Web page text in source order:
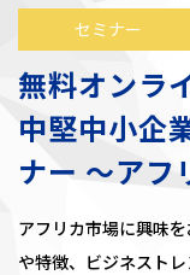
セミナー
無料オンラ
中堅中小企
ナー ～アフ
アフリカ市場に興味
や特徴、ビジネスト